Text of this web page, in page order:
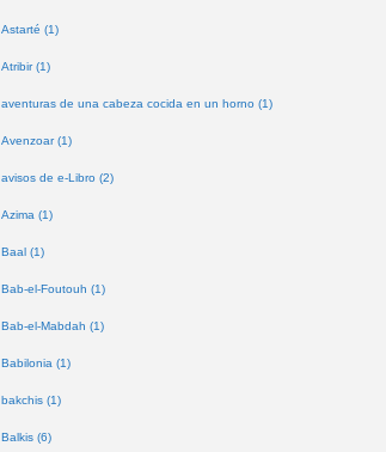
Astarté (1)
Atribir (1)
aventuras de una cabeza cocida en un horno (1)
Avenzoar (1)
avisos de e-Libro (2)
Azima (1)
Baal (1)
Bab-el-Foutouh (1)
Bab-el-Mabdah (1)
Babilonia (1)
bakchis (1)
Balkis (6)